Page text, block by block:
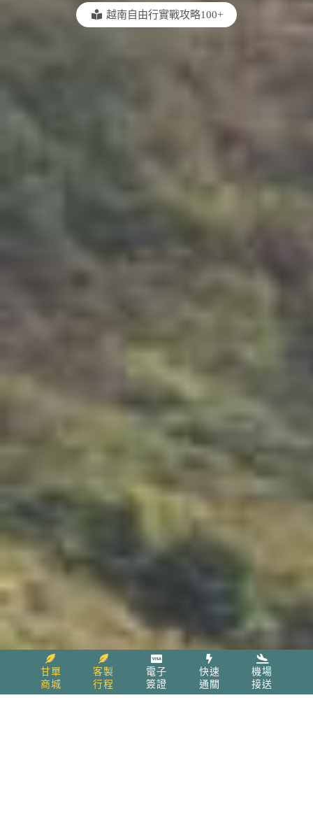
甘單
商城
客製
行程
電子
簽證
快速
通關
機場
接送
越南自由行實戰攻略100+